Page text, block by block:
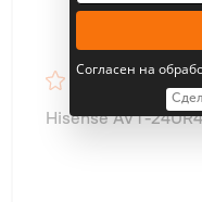
Hisense AVT-
Согласен на